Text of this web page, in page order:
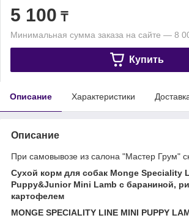
5 100 ₸
Минимальная сумма заказа на сайте — 8
Купить
Описание Характеристики
Описание
При самовывозе из салона "Мастер Грум"
Сухой корм для собак Monge Speciality
Puppy&Junior Mini Lamb с бараниной,
картофелем
MONGE SPECIALITY LINE MINI PUPPY